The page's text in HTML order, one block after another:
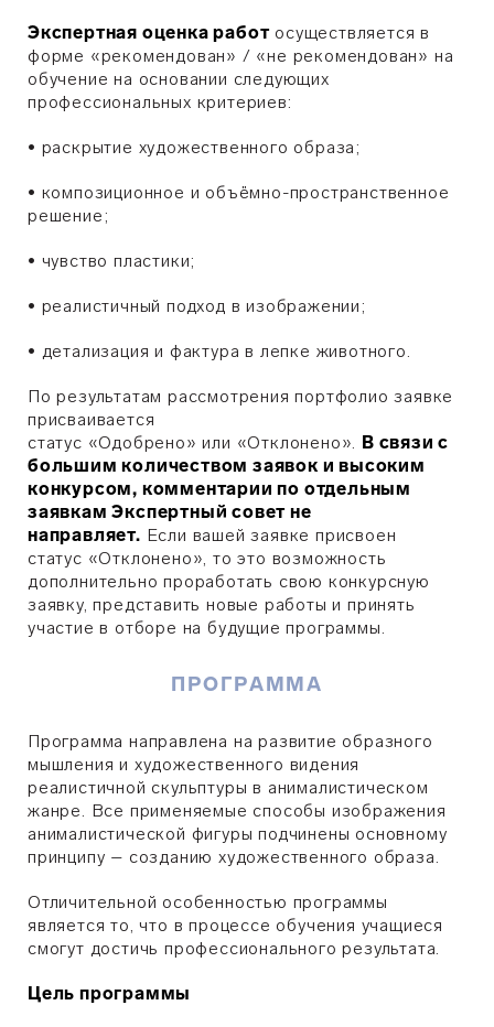
Экспертная оценка работосуществляется в
форме «рекомендован» / «не рекомендован» на
обучение на основании следующих
профессиональных критериев:
• раскрытие художественного образа;
• композиционное и объёмно-пространственное
решение;
• чувство пластики;
• реалистичный подход в изображении;
• детализация и фактура в лепке животного.
По результатам рассмотрения портфолио заявке
присваивается
статус «Одобрено» или «Отклонено». В связи с
большим количеством заявок и высоким
конкурсом, комментарии по отдельным
заявкам Экспертный совет не
направляет. Если вашей заявке присвоен
статус «Отклонено», то это возможность
дополнительно проработать свою конкурсную
заявку, представить новые работы и принять
участие в отборе на будущие программы.
ПРОГРАММА
Программа направлена на развитие образного
мышления и художественного видения
реалистичной скульптуры в анималистическом
жанре. Все применяемые способы изображения
анималистической фигуры подчинены основному
принципу – созданию художественного образа.
Отличительной особенностью программы
является то, что в процессе обучения учащиеся
смогут достичь профессионального результата.
Цель программы